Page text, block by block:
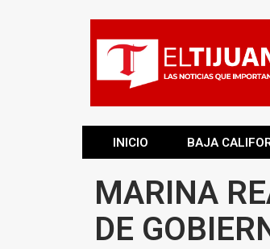
INICIO BAJA
MARINA
DE